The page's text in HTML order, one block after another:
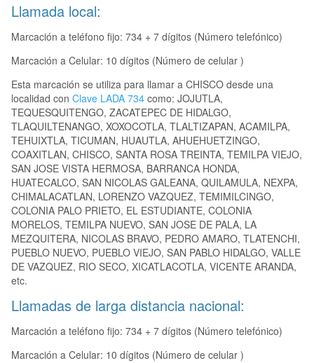
Llamada local:
Marcación a teléfono fijo: 734 + 7 dígitos (Número telefónico)
Marcación a Celular: 10 dígitos (Número de celular )
Esta marcación se utiliza para llamar a CHISCO desde una
localidad con Clave LADA 734 como: JOJUTLA,
TEQUESQUITENGO, ZACATEPEC DE HIDALGO,
TLAQUILTENANGO, XOXOCOTLA, TLALTIZAPAN, ACAMILPA,
TEHUIXTLA, TICUMAN, HUAUTLA, AHUEHUETZINGO,
COAXITLAN, CHISCO, SANTA ROSA TREINTA, TEMILPA VIEJO,
SAN JOSE VISTA HERMOSA, BARRANCA HONDA,
HUATECALCO, SAN NICOLAS GALEANA, QUILAMULA, NEXPA,
CHIMALACATLAN, LORENZO VAZQUEZ, TEMIMILCINGO,
COLONIA PALO PRIETO, EL ESTUDIANTE, COLONIA
MORELOS, TEMILPA NUEVO, SAN JOSE DE PALA, LA
MEZQUITERA, NICOLAS BRAVO, PEDRO AMARO, TLATENCHI,
PUEBLO NUEVO, PUEBLO VIEJO, SAN PABLO HIDALGO, VALLE
DE VAZQUEZ, RIO SECO, XICATLACOTLA, VICENTE ARANDA,
etc.
Llamadas de larga distancia nacional:
Marcación a teléfono fijo: 734 + 7 dígitos (Número telefónico)
Marcación a Celular: 10 dígitos (Número de celular )